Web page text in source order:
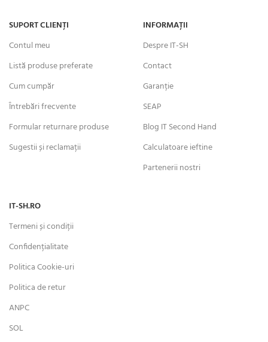
SUPORT CLIENȚI
Contul meu
Listă produse preferate
Cum cumpăr
Întrebări frecvente
Formular returnare produse
Sugestii și reclamații
INFORMAȚII
Despre IT-SH
Contact
Garanție
SEAP
Blog IT Second Hand
Calculatoare ieftine
Partenerii nostri
IT-SH.RO
Termeni și condiții
Confidențialitate
Politica Cookie-uri
Politica de retur
ANPC
SOL